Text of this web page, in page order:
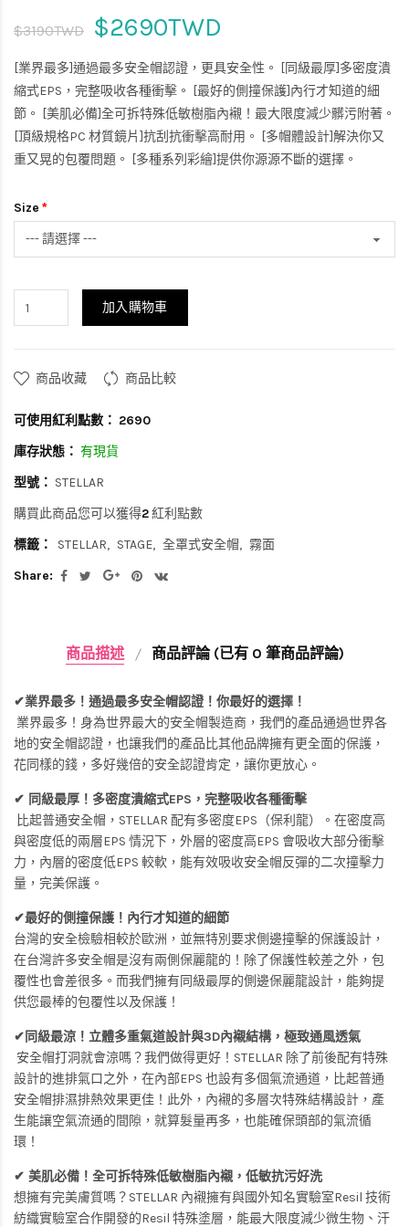
$3190TWD $2690TWD
[業界最多]通過最多安全帽認證，更具安全性。 [同級最厚]多密度潰
縮式EPS，完整吸收各種衝擊。 [最好的側撞保護]內行才知道的細
節。 [美肌必備]全可拆特殊低敏樹脂內襯！最大限度減少髒污附著。
[頂級規格PC 材質鏡片]抗刮抗衝擊高耐用。 [多帽體設計]解決你又
重又晃的包覆問題。 [多種系列彩繪]提供你源源不斷的選擇。
Size
加入購物車
商品收藏 商品比較
可使用紅利點數： 2690
庫存狀態： 有現貨
型號： STELLAR
購買此商品您可以獲得2紅利點數
標籤：
STELLAR STAGE 全罩式安全帽
霧面
Share:
商品描述 商品評論 (已有 0 筆商品評論)
✔業界最多！通過最多安全帽認證！你最好的選擇！
業界最多！身為世界最大的安全帽製造商，我們的產品通過世界各
地的安全帽認證，也讓我們的產品比其他品牌擁有更全面的保護，
花同樣的錢，多好幾倍的安全認證肯定，讓你更放心。
✔ 同級最厚！多密度潰縮式EPS，完整吸收各種衝擊
比起普通安全帽，STELLAR 配有多密度EPS（保利龍）。在密度高
與密度低的兩層EPS 情況下，外層的密度高EPS 會吸收大部分衝擊
力，內層的密度低EPS 較軟，能有效吸收安全帽反彈的二次撞擊力
量，完美保護。
✔最好的側撞保護！內行才知道的細節
台灣的安全檢驗相較於歐洲，並無特別要求側邊撞擊的保護設計，
在台灣許多安全帽是沒有兩側保麗龍的！除了保護性較差之外，包
覆性也會差很多。而我們擁有同級最厚的側邊保麗龍設計，能夠提
供您最棒的包覆性以及保護！
✔同級最涼！立體多重氣道設計與3D內襯結構，極致通風透氣
安全帽打洞就會涼嗎？我們做得更好！STELLAR 除了前後配有特殊
設計的進排氣口之外，在內部EPS 也設有多個氣流通道，比起普通
安全帽排濕排熱效果更佳！此外，內襯的多層次特殊結構設計，產
生能讓空氣流通的間隙，就算髮量再多，也能確保頭部的氣流循
環！
✔ 美肌必備！全可拆特殊低敏樹脂內襯，低敏抗污好洗
想擁有完美膚質嗎？STELLAR 內襯擁有與國外知名實驗室Resil 技術
紡織實驗室合作開發的Resil 特殊塗層，能最大限度減少微生物、汗